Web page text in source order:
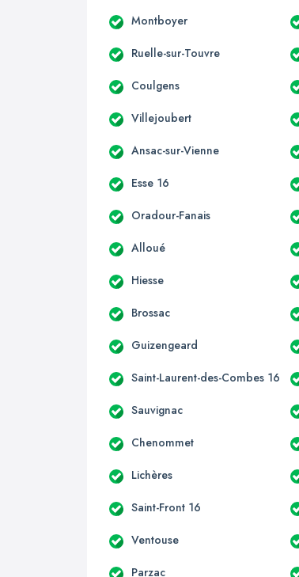
Montboyer
Ruelle-sur-Touvre
Coulgens
Villejoubert
Ansac-sur-Vienne
Esse 16
Oradour-Fanais
Alloué
Hiesse
Brossac
Guizengeard
Saint-Laurent-des-Combes 16
Sauvignac
Chenommet
Lichères
Saint-Front 16
Ventouse
Parzac